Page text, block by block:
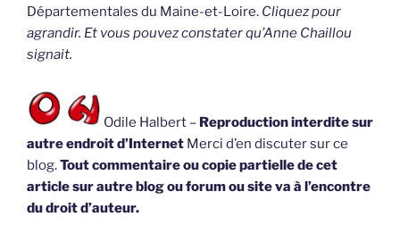
Départementales du Maine-et-Loire. Cliquez pour
agrandir. Et vous pouvez constater qu’Anne Chaillou
signait.
Odile Halbert – Reproduction interdite sur
autre endroit d’Internet Merci d’en discuter sur ce
blog.Tout commentaire ou copie partielle de cet
article sur autre blog ou forum ou site va à l’encontre
du droit d’auteur.